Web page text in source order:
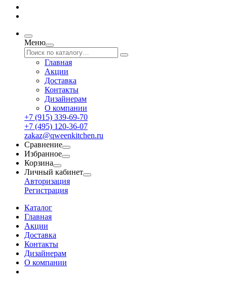
Меню
Главная
Акции
Доставка
Контакты
Дизайнерам
О компании
+7 (915) 339-69-70
+7 (495) 120-36-07
zakaz@qweenkitchen.ru
Сравнение
Избранное
Корзина
Личный кабинет
Авторизация
Регистрация
Каталог
Главная
Акции
Доставка
Контакты
Дизайнерам
О компании